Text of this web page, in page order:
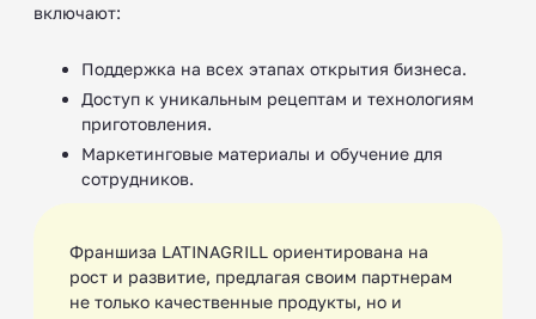
включают:
Поддержка на всех этапах открытия бизнеса.
Доступ к уникальным рецептам и технологиям
приготовления.
Маркетинговые материалы и обучение для
сотрудников.
Франшиза LATINAGRILL ориентирована на
рост и развитие, предлагая своим партнерам
не только качественные продукты, но и